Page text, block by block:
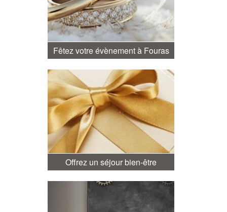
Fêtez votre évènement à Fouras
Offrez un séjour bien-être